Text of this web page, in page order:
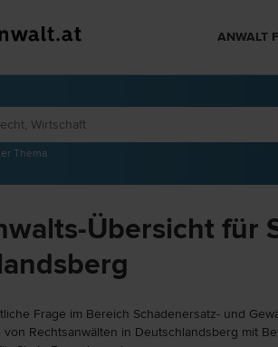
ANWALT
Thema
Übersicht für
Frage im Bereich Schadenersatz- und
Rechtsanwälten in Deutschlandsberg mit